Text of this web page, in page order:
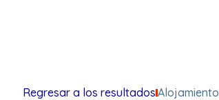
Regresar a los resultadosAlojamiento